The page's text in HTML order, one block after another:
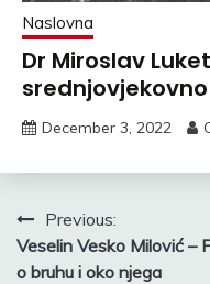
Naslovna
Dr Miroslav
December 3, 2022
Post
navigation
Previous:
Veselin Vesko Milović –
o bruhu i oko njega